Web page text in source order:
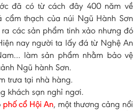
đã có từ cách đây 400 năm về
thạch của núi Ngũ Hành Sơn
các sản phẩm tinh xảo nhưng đó
nay người ta lấy đá từ Nghệ An
làm sản phẩm nhằm bảo vệ
Ngũ hành Sơn.
trưa tại nhà hàng.
khách sạn nghỉ ngơi.
phố cổ Hội An, một thương cảng nổi